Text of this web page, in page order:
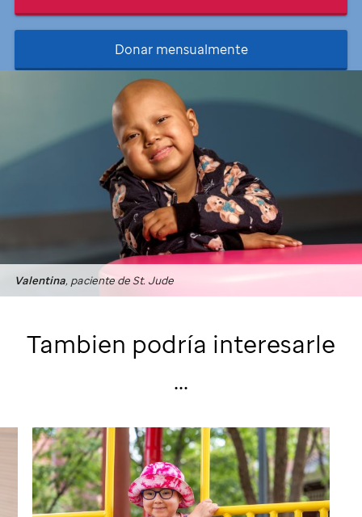
Donar mensualmente
Valentina, paciente deSt. Jude
Tambien podría interesarle
...